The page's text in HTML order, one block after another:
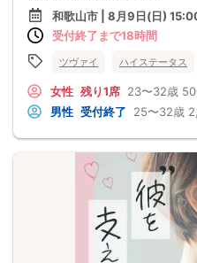
和歌山市 | 8月9日(日)
受付終了まで18時間
ツヴァイ ハイステータス
女性 残り1席 23〜32歳
男性 受付終了 25〜32歳